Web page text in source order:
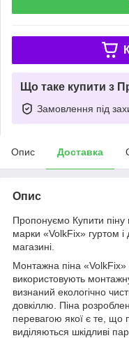
Що таке купити з
Замовлення під
Опис Доставка
Опис
Пропонуємо Купити піну
марки «VolkFix» гуртом
магазині.
Монтажна піна «VolkFix»
використовують
визнаний екологічно
довкіллю. Піна
перевагою якої є те, що
виділяються шкідливі